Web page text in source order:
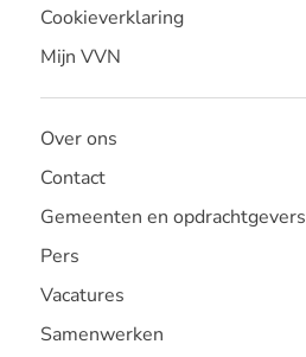
Cookieverklaring
Mijn VVN
Over ons
Contact
Gemeenten en opdrachtgevers
Pers
Vacatures
Samenwerken